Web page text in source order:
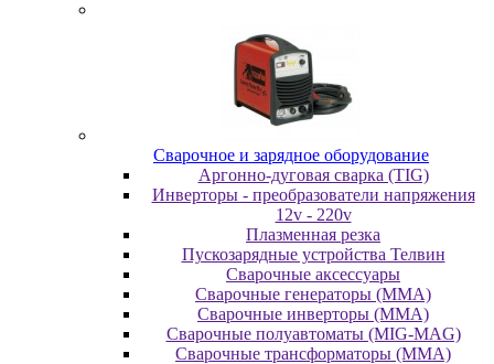
Cвapoчнoe и зарядное оборудование
Аргонно-дуговая сварка (TIG)
Инверторы - преобразователи напряжения
12v - 220v
Плазменная резка
Пускозарядные устройства Телвин
Сварочные аксессуары
Сварочные генераторы (MMA)
Сварочные инверторы (MMA)
Сварочные полуавтоматы (MIG-MAG)
Сварочные трансформаторы (MMA)